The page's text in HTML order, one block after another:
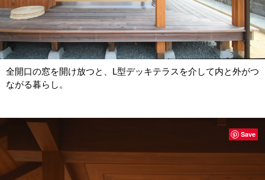
全開口の窓を開け放つと、L型デッキテラスを介して内と外がつ
ながる暮らし。
Save